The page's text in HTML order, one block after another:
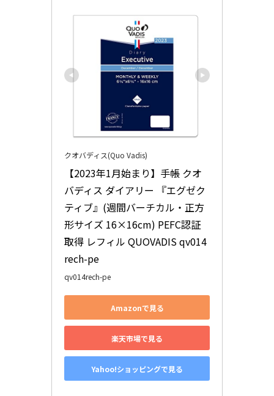
クオバディス(Quo Vadis)
【2023年1月始まり】手帳 クオ
バディス ダイアリー 『エグゼク
ティブ』(週間バーチカル・正方
形サイズ 16×16cm) PEFC認証
取得 レフィル QUOVADIS qv014
rech-pe
qv014rech-pe
Amazonで見る
楽天市場で見る
Yahoo!ショッピングで見る